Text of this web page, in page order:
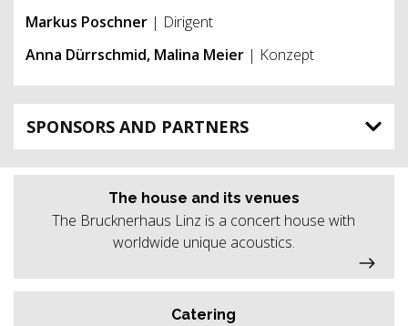
Markus Poschner | Dirigent
Anna Dürrschmid, Malina Meier | Konzept
SPONSORS AND PARTNERS
The house and its venues
The Brucknerhaus Linz is a concert house with
worldwide unique acoustics.
Catering